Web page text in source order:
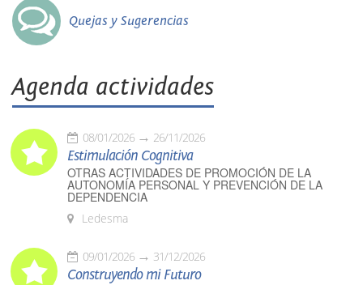
Quejas y Sugerencias
Agenda actividades
08/01/2026 26/11/2026
Estimulación Cognitiva
OTRAS ACTIVIDADES DE PROMOCIÓN DE LA
AUTONOMÍA PERSONAL Y PREVENCIÓN DE LA
DEPENDENCIA
Ledesma
09/01/2026 31/12/2026
Construyendo mi Futuro